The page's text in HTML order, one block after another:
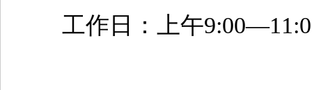
工作日：上午